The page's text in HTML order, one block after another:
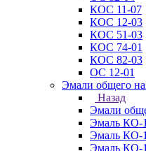
КОС 11-07
КОС 12-03
КОС 51-03
КОС 74-01
КОС 82-03
ОС 12-01
Эмали общего
Назад
Эмали
Эмаль КО-
Эмаль КО-
Эмаль КО-